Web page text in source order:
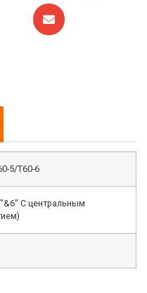
5/T60-6
С центральным